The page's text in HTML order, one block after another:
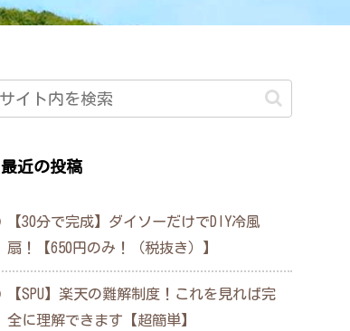
最近の投稿
【30分で完成】ダイソーだけでDIY冷風
扇！【650円のみ！（税抜き）】
【SPU】楽天の難解制度！これを見れば完
全に理解できます【超簡単】